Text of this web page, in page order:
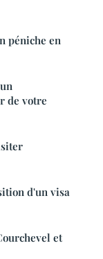
péniche en
de votre
d'un visa
et